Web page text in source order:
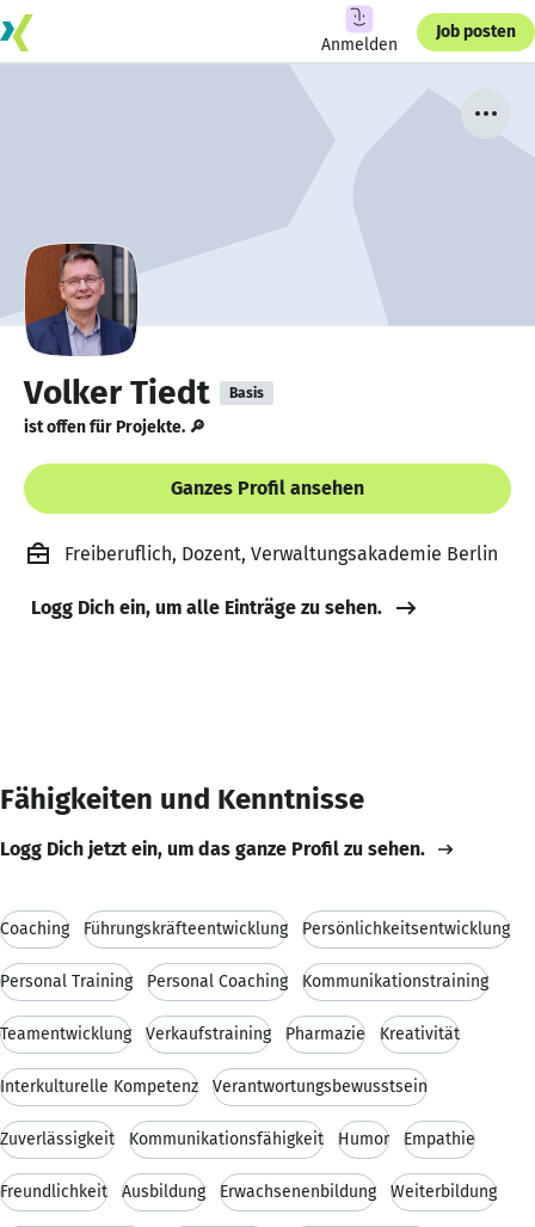
Anmelden
Job posten
Volker Tiedt Basis
ist offen für Projekte. 🔎
Ganzes Profil ansehen
Freiberuflich, Dozent, Verwaltungsakademie Berlin
Logg Dich ein, um alle Einträge zu sehen.
Fähigkeiten und Kenntnisse
Logg Dich jetzt ein, um das ganze Profil zu sehen.
Coaching Führungskräfteentwicklung Persönlichkeitsentwicklung
Personal Training Personal Coaching Kommunikationstraining
Teamentwicklung Verkaufstraining Pharmazie Kreativität
Interkulturelle Kompetenz Verantwortungsbewusstsein
Zuverlässigkeit Kommunikationsfähigkeit Humor Empathie
Freundlichkeit Ausbildung Erwachsenenbildung Weiterbildung